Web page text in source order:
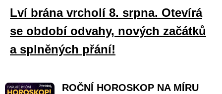
Lví brána vrcholí 8. srpna. Otevírá
se období odvahy, nových začátků
a splněných přání!
ROČNÍ HOROSKOP NA MÍRU